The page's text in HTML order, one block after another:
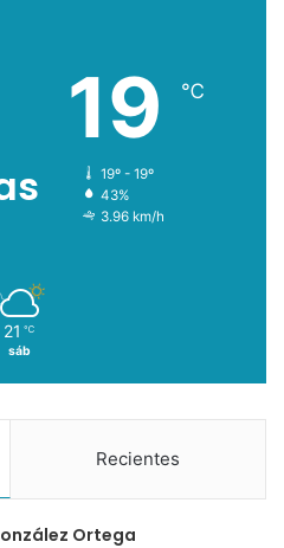
19 ℃
19º - 19º
43%
3.96 km/h
21 ℃
sáb
Recientes
Ortega